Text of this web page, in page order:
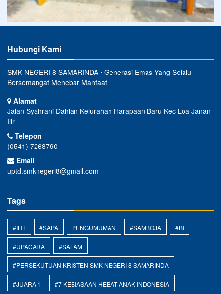
Hubungi Kami
SMK NEGERI 8 SAMARINDA ⋅ Generasi Emas Yang Selalu
Bersemangat Menebar Manfaat
Alamat
Jalan Syahrani Dahlan Kelurahan Harapaan Baru Kec Loa Janan
Ilir
Telepon
(0541) 7268790
Email
uptd.smknegeri8@gmail.com
Tags
#IHT #SAPA PENGUMUMAN #SAMBOJA #BI
#UPACARA #SALAM
#PERSEKUTUAN KRISTEN SMK NEGERI 8 SAMARINDA
#JUARA 1 #7 KEBIASAAN HEBAT ANAK INDONESIA